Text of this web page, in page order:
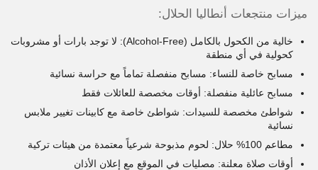
ميزات منتجعات أنطاليا الحلال:
خالية من الكحول بالكامل (Alcohol-Free): لا توجد بارات أو مشروبات
كحولية في أي منطقة
مسابح خاصة للنساء: مسابح منفصلة تماماً مع حراسة نسائية
مسابح عائلية منفصلة: أوقات مخصصة للعائلات فقط
شواطئ مخصصة للسيدات: شواطئ خاصة مع كابينات تغيير ملابس
نسائية
مطاعم 100% حلال: لحوم مذبوحة شرعياً معتمدة من هيئات تركية
أوقات صلاة معلنة: مصليات في الموقع مع إعلان الأذان